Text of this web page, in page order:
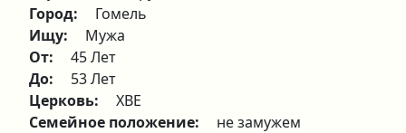
Город:
Гомель
Ищу:
Мужа
От:
45 Лет
До:
53 Лет
Церковь:
ХВЕ
Семейное положение:
не замужем